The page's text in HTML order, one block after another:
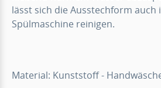
lässt sich die Ausstechform auch
Spülmaschine reinigen.
Material: Kunststoff -